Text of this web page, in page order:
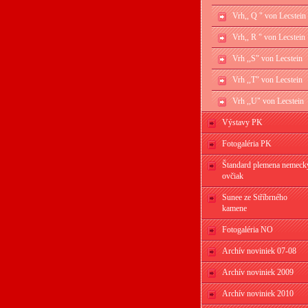
Vrh,, Q " von Lecstein
Vrh,, R " von Lecstein
Vrh ,,S" von Lecstein
Vrh ,,T" von Lecstein
Vrh ,,U" von Lecstein
Výstavy PK
Fotogaléria PK
Štandard plemena
ovčiak
Sunee ze Stříbrného
kamene
Fotogaléria NO
Archív noviniek 07-08
Archív noviniek 2009
Archív noviniek 2010